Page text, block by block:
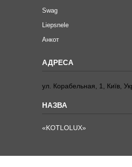
Swag
Liepsnele
Анкот
ул. Корабельная, 1, Київ,
«KOTLOLUX»